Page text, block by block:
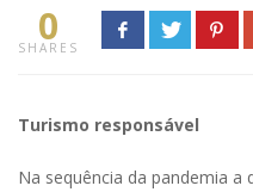
0
SHARES
Turismo responsável
Na sequência da pandemia